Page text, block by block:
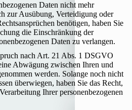
Daten nicht mehr
zur Ausübung, Verteidigung oder
benötigen, haben Sie
die Einschränkung der
Daten zu verlangen.
nach Art. 21 Abs. 1 DSGVO
Abwägung zwischen Ihren und
werden. Solange noch nicht
überwiegen, haben Sie das Recht,
Ihrer personenbezogenen